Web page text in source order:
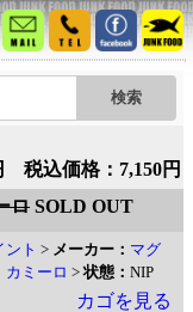
税込価格：7,150円
ロ SOLD OUT
ント > メーカー： マグ
カミーロ >状態： NIP
カゴを見る